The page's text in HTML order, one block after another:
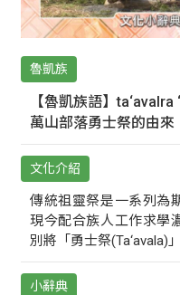
魯凱族
【魯凱族語】ta‘avalra
萬山部落勇士祭的由來
文化介紹
傳統祖靈祭是一系列為
現今配合族人工作求學
別將「勇士祭(Ta‘avala)
小辭典